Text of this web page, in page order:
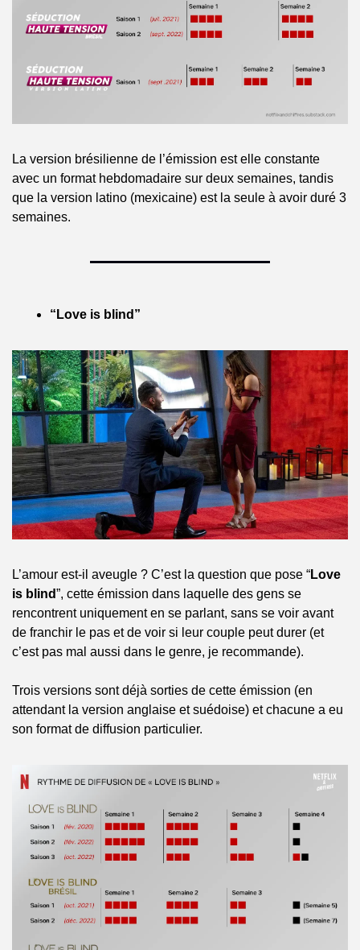
La version brésilienne de l’émission est elle constante
avec un format hebdomadaire sur deux semaines, tandis
que la version latino (mexicaine) est la seule à avoir duré 3
semaines.
“Love is blind”
L’amour est-il aveugle ? C’est la question que pose “Love
is blind”, cette émission dans laquelle des gens se
rencontrent uniquement en se parlant, sans se voir avant
de franchir le pas et de voir si leur couple peut durer (et
c’est pas mal aussi dans le genre, je recommande).
Trois versions sont déjà sorties de cette émission (en
attendant la version anglaise et suédoise) et chacune a eu
son format de diffusion particulier.